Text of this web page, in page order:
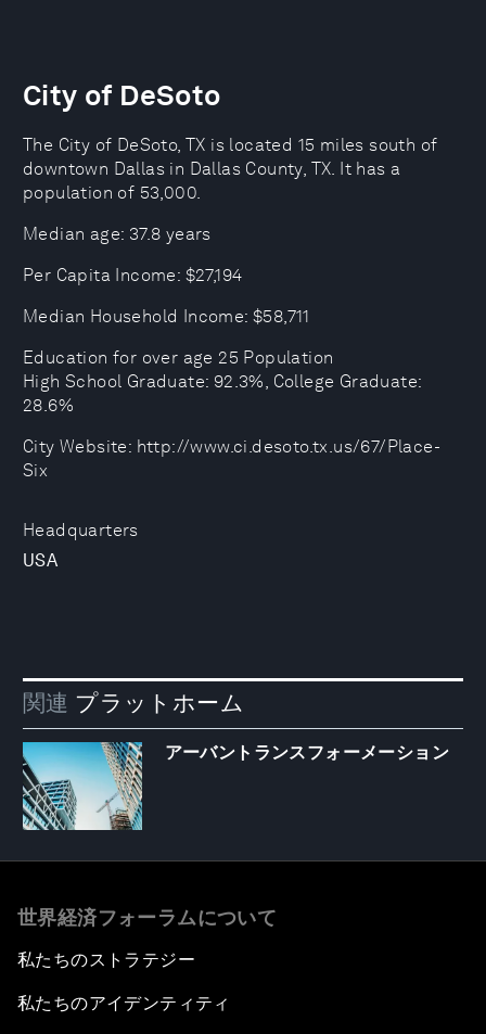
Headquarters
USA
City of DeSoto
The City of DeSoto, TX is located 15 miles south of
downtown Dallas in Dallas County, TX. It has a
population of 53,000.
Median age: 37.8 years
Per Capita Income: $27,194
Median Household Income: $58,711
Education for over age 25 Population
High School Graduate: 92.3%, College Graduate:
28.6%
City Website: http://www.ci.desoto.tx.us/67/Place-
Six
関連 プラットホーム
アーバントランスフォーメーション
世界経済フォーラムについて
私たちのストラテジー
私たちのアイデンティティ